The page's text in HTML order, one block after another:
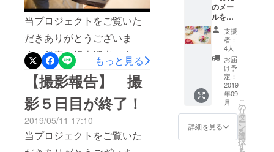
ショートバージョンを公開
する予定です。それも合わ
せてご覧ください！
Instagram @seiya_nemoto
←クリックでページに飛べ
ます。作品情報監督
根本聖也主演 武井一
輝 尾台彩香演出協力
大村一久制作協力 藤堂智
ていただきます。また、映
像公開日変更に伴い、リ
ターン発送も１１月１５
日〜対応させていただきま
す。たくさんのご支援を頂
き有難うございました。公
開日に遅れが出ていること
をお詫びいたします。ご理
当プロジェクトをご覧いた
だきありがとうございま
す！代表の根本聖也です。
活動報告投稿が遅くなりま
したが、6月、7月に撮影6日
目と7日目が終了しました。
6日目では、カフェでの撮
影、7日目では、家での引越
もっと見る
【撮影報告】 撮
影５日目が終了！
2019/05/11 17:10
当プロジェクトをご覧いた
影技法な
ど、アメリ
カのクリエ
イターなど
から学び、
自分が創り
出せる映像
の範囲を
日々広げて
います。
１年後、高
のメー
ルを送
らさせ
ていた
だきま
す！ ・
エンド
クレ
ジット
にお名
前を入
れさせ
ていた
だきま
す！
支援
者：
4人
お届
け予
定：
2019
年09
月
詳細を見る
こ
の
リ
タ
ー
ン
を
選
択
す